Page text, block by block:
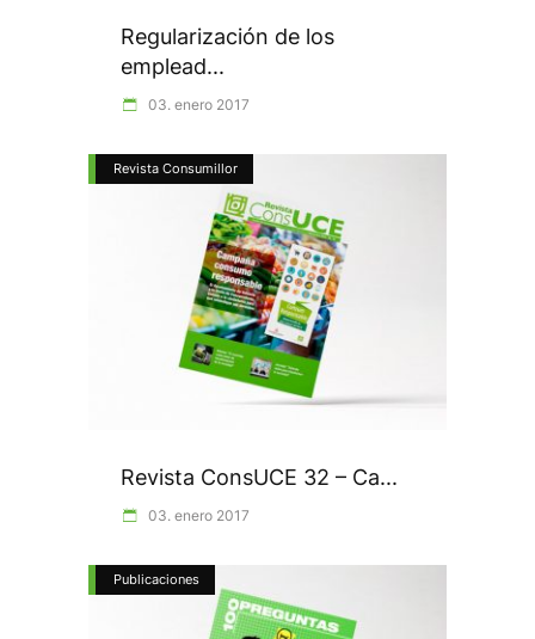
Regularización de los
emplead...
03. enero 2017
Revista Consumillor
Revista ConsUCE 32 – Ca...
03. enero 2017
Publicaciones